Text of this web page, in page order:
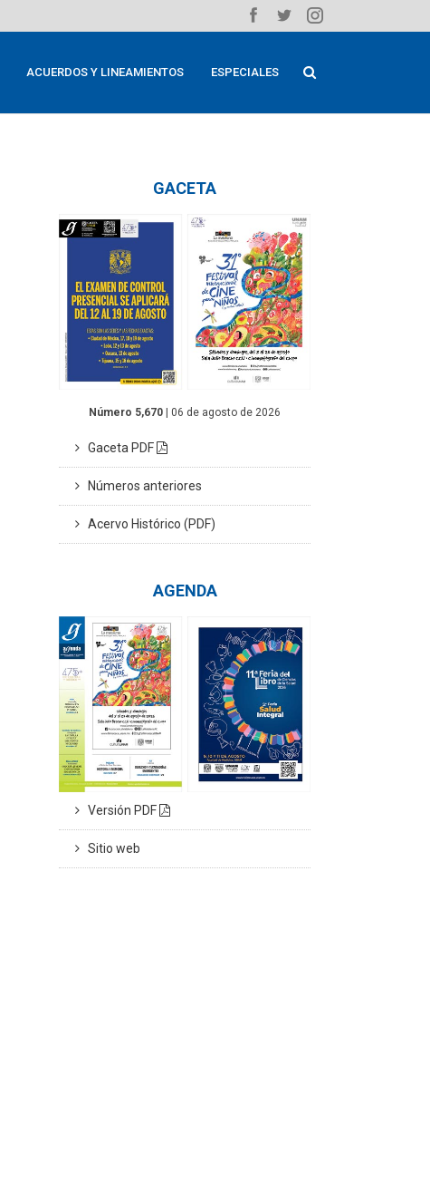
ACUERDOS Y LINEAMIENTOS ESPECIALES
GACETA
Número 5,670 | 06 de agosto de 2026
Gaceta PDF
Números anteriores
Acervo Histórico (PDF)
AGENDA
Versión PDF
Sitio web